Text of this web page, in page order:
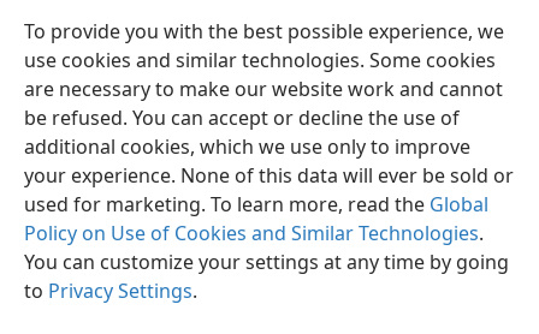
To provide you with the best possible experience, we
use cookies and similar technologies. Some cookies
are necessary to make our website work and cannot
be refused. You can accept or decline the use of
additional cookies, which we use only to improve
your experience. None of this data will ever be sold or
used for marketing. To learn more, read the Global
Policy on Use of Cookies and Similar Technologies.
You can customize your settings at any time by going
to Privacy Settings.
Afrikaans Voorkeure
Copyright© 2026 Watch Tower Bible and Tract Society of Pennsylvania
Gebruiksvoorwaardes Privaatheidsbeleid
Privaatheidsinstellings
Meld aan